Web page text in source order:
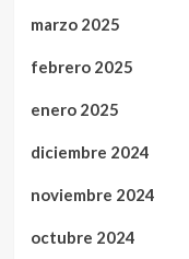
marzo 2025
febrero 2025
enero 2025
diciembre 2024
noviembre 2024
octubre 2024